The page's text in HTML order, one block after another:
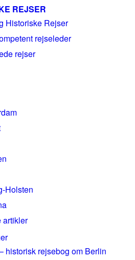
REJSER
Historiske Rejser
rejseleder
rejser
Holsten
artikler
historisk rejsebog om Berlin